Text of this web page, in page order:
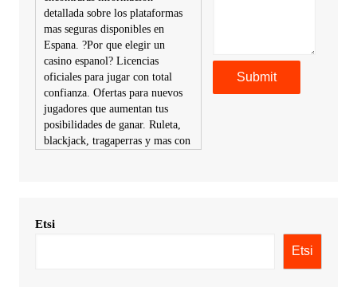
detallada sobre los plataformas
mas seguras disponibles en
Espana. ?Por que elegir un
casino espanol? Licencias
oficiales para jugar con total
confianza. Ofertas para nuevos
jugadores que aumentan tus
posibilidades de ganar. Ruleta,
blackjack, tragaperras y mas con
KimonicRisse :
Etsi
Etsi